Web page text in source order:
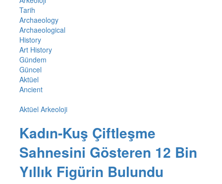
Tarih
Archaeology
Archaeological
History
Art History
Gündem
Güncel
Aktüel
Ancient
Aktüel Arkeoloji
Kadın-Kuş Çiftleşme
Sahnesini Gösteren 12 Bin
Yıllık Figürin Bulundu